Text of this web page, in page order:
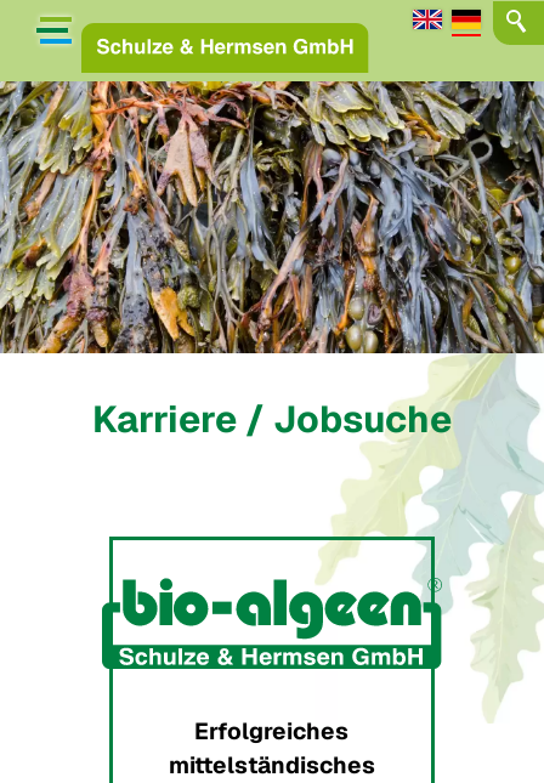
Karriere / Jobsuche
Erfolgreiches
mittelständisches